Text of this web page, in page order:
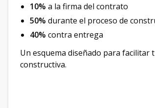
10% a la firma del contrato
50% durante el proceso de
40% contra entrega
Un esquema diseñado para
constructiva.